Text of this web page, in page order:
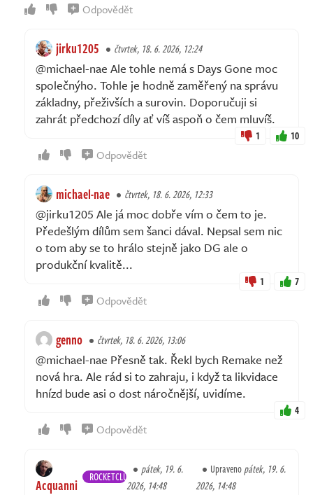
Odpovědět
jirku1205 čtvrtek, 18. 6. 2026, 12:24
@michael-nae Ale tohle nemá s Days Gone moc
společnýho. Tohle je hodně zaměřený na správu
základny, přeživších a surovin. Doporučuji si
zahrát předchozí díly ať víš aspoň o čem mluvíš.
1 10
Odpovědět
michael-nae čtvrtek, 18. 6. 2026, 12:33
@jirku1205 Ale já moc dobře vím o čem to je.
Předešlým dílům sem šanci dával. Nepsal sem nic
o tom aby se to hrálo stejně jako DG ale o
produkční kvalitě...
1 7
Odpovědět
genno čtvrtek, 18. 6. 2026, 13:06
@michael-nae Přesně tak. Řekl bych Remake než
nová hra. Ale rád si to zahraju, i když ta likvidace
hnízd bude asi o dost náročnější, uvidíme.
4
Odpovědět
Acquanni ROCKETCLUB
pátek, 19. 6.
2026, 14:48
Upravenopátek, 19. 6.
2026, 14:48